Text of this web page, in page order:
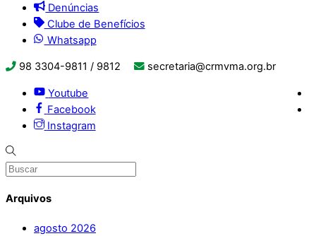
Denúncias
Clube de Benefícios
Whatsapp
98 3304-9811 / 9812 secretaria@crmvma.org.br
Youtube
Facebook
Instagram
Arquivos
agosto 2026